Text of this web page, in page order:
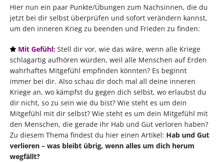
Hier nun ein paar Punkte/Übungen zum Nachsinnen, die du
jetzt bei dir selbst überprüfen und sofort verändern kannst,
um den inneren Krieg zu beenden und Frieden zu finden:
Mit Gefühl: Stell dir vor, wie das wäre, wenn alle Kriege
schlagartig aufhören würden, weil alle Menschen auf Erden
wahrhaftes Mitgefühl empfinden könnten? Es beginnt
immer bei dir. Also schau dir doch mal all deine inneren
Kriege an, wo kämpfst du gegen dich selbst, wo erlaubst du
dir nicht, so zu sein wie du bist? Wie steht es um dein
Mitgefühl mit dir selbst? Wie steht es um dein Mitgefühl mit
den Menschen, die gerade ihr Hab und Gut verloren haben?
Zu diesem Thema findest du hier einen Artikel: Hab und Gut
verlieren – was bleibt übrig, wenn alles um dich herum
wegfällt?